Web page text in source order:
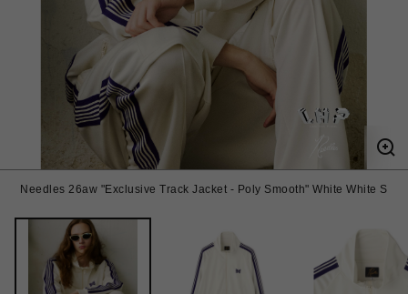
Needles 26aw "Exclusive Track Jacket - Poly Smooth" White White S